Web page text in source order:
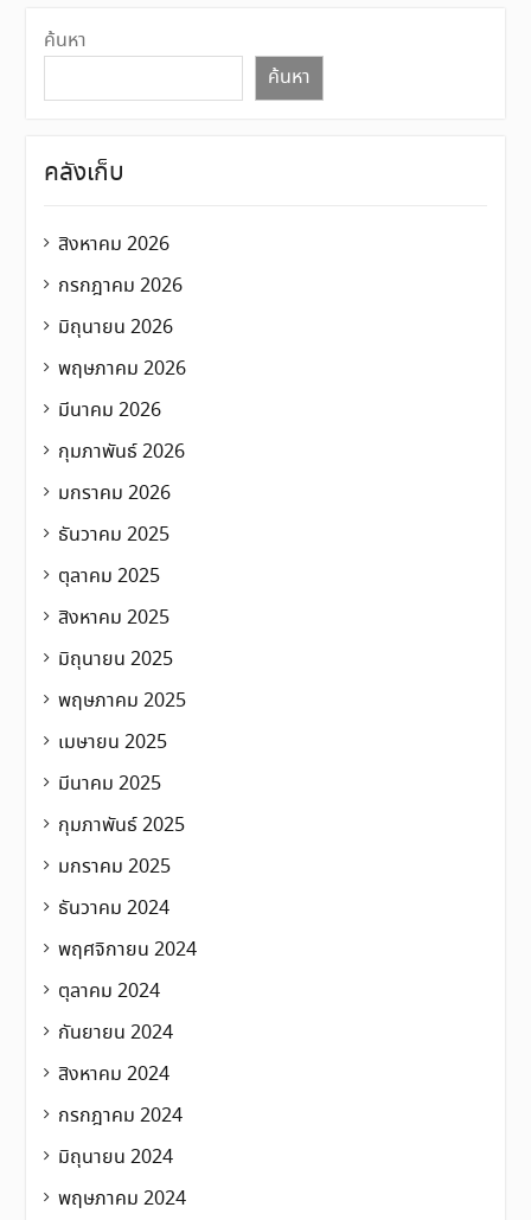
ค้นหา
ค้นหา
คลังเก็บ
สิงหาคม 2026
กรกฎาคม 2026
มิถุนายน 2026
พฤษภาคม 2026
มีนาคม 2026
กุมภาพันธ์ 2026
มกราคม 2026
ธันวาคม 2025
ตุลาคม 2025
สิงหาคม 2025
มิถุนายน 2025
พฤษภาคม 2025
เมษายน 2025
มีนาคม 2025
กุมภาพันธ์ 2025
มกราคม 2025
ธันวาคม 2024
พฤศจิกายน 2024
ตุลาคม 2024
กันยายน 2024
สิงหาคม 2024
กรกฎาคม 2024
มิถุนายน 2024
พฤษภาคม 2024